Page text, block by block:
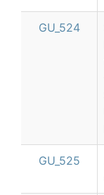
GU_524
GU_525